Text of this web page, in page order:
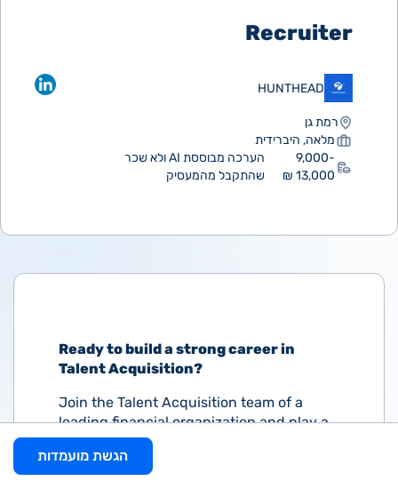
Recruiter
HUNTHEAD
רמת גן
מלאה, היברידית
9,000-
13,000 ₪
הערכה מבוססת AI ולא שכר
שהתקבל מהמעסיק
Ready to build a strong career in
Talent Acquisition?
Join the Talent Acquisition team of a
leading financial organization and play a
meaningful role in identifying exceptional
talent, supporting hiring managers and
driving informed recruitment decisions.
הגשת מועמדות